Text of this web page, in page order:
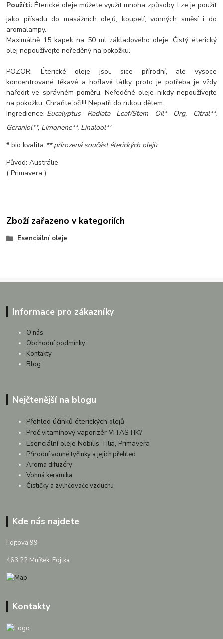
Použítí: Éterické oleje můžete využít mnoha způsoby. Lze je použít
jako přísadu do masážních olejů, koupelí, vonných směsí i do
aromalampy.
Maximálně 15 kapek na 50 ml základového oleje. Čistý éterický
olej nepoužívejte neředěný na pokožku.
POZOR: Éterické oleje jsou sice přírodní, ale vysoce
koncentrované těkavé a hořlavé látky, proto je potřeba je vždy
naředit ve správném poměru. Neředěné oleje nikdy nepoužívejte
na pokožku. Chraňte oči!!! Nepatří do rukou dětem.
Ingredience: Eucalyptus Radiata Leaf/Stem Oil* Org, Citral**,
Geraniol**, Limonene**, Linalool**
* bio kvalita ** přirozená součást éterických olejů
Původ: Austrálie
( Primavera )
Zboží zařazeno v kategoriích
Esenciální oleje
Informace pro zákazníky
O nás
Obchodní podmínky
Kontakty
Blog
Nejčtenější na blogu
Přehled účinků éterických olejů
Proč vitamínový vaporizér VITASTIK?
Esenciální oleje Nobilis Tilia, Primavera
Přírodní vonné tyčinky a jejich přehled
Aroma difuzéry
Vonná keramika
Čističky a zvlhčovače vzduchu
Kde nás najdete
Fojtova 99
463 22 Mníšek, Fojtka
Kontakty